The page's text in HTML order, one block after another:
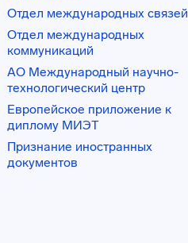
Отдел международных связей
Отдел международных
коммуникаций
АО Международный научно-
технологический центр
Европейское приложение к
диплому МИЭТ
Признание иностранных
документов